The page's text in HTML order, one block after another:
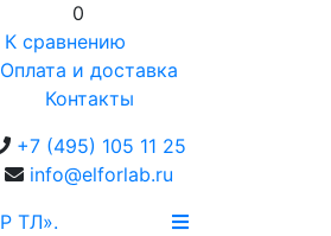
0
К сравнению
Оплата и доставка
Контакты
+7 (495) 105 11 25
info@elforlab.ru